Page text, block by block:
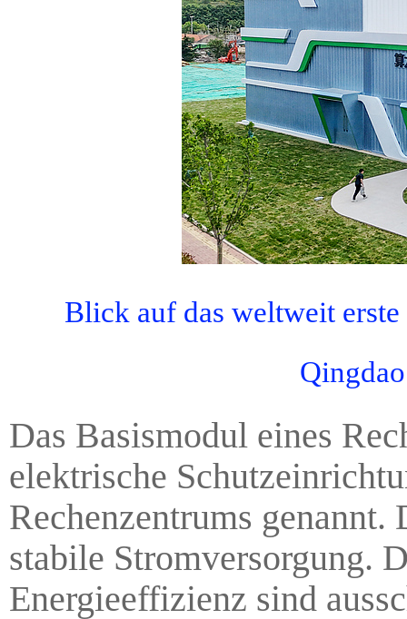
Blick auf das weltweit
Das Basismodul eines
elektrische
Rechenzentrums genannt.
stabile Stromversorgung.
Energieeffizienz sind